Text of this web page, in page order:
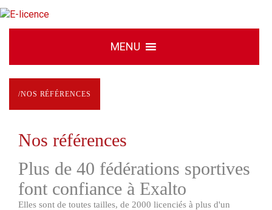
/NOS RÉFÉRENCES
Nos références
Plus de 40 fédérations sportives
font confiance à Exalto
Elles sont de toutes tailles, de 2000 licenciés à plus d'un